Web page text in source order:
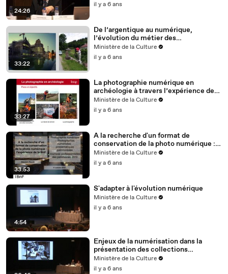
24:26
il y a 6 ans
33:22
De l’argentique au numérique,
l’évolution du métier des
photographes du service Patrimoines
et Inventaire de la région-Ile-de-
France
Ministère de la Culture
il y a 6 ans
33:27
La photographie numérique en
archéologie à travers l’expérience de
l’INRAP.
Ministère de la Culture
il y a 6 ans
33:53
A la recherche d'un format de
conservation de la photo numérique :
l'expérience de la BNF
Ministère de la Culture
il y a 6 ans
4:54
S'adapter à l'évolution numérique
Ministère de la Culture
il y a 6 ans
Enjeux de la numérisation dans la
présentation des collections
photographiques
Ministère de la Culture
il y a 6 ans